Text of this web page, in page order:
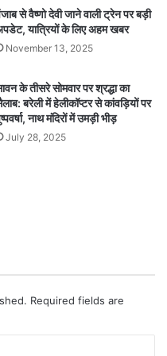
से वैष्णो देवी जाने वाली ट्रेन पर बड़ी
यात्रियों के लिए अहम खबर
November 13, 2025
के तीसरे सोमवार पर श्रद्धा का
बरेली में हेलीकॉप्टर से कांवड़ियों पर
नाथ मंदिरों में उमड़ी भीड़
July 28, 2025
Required fields are